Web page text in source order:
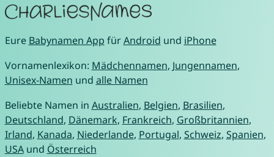
Eure Babynamen App fürAndroid und iPhone
Vornamenlexikon: Mädchennamen, Jungennamen,
Unisex-Namen und alle Namen
Beliebte Namen in Australien, Belgien, Brasilien,
Deutschland, Dänemark, Frankreich, Großbritannien,
Irland, Kanada, Niederlande, Portugal, Schweiz, Spanien,
USAund Österreich